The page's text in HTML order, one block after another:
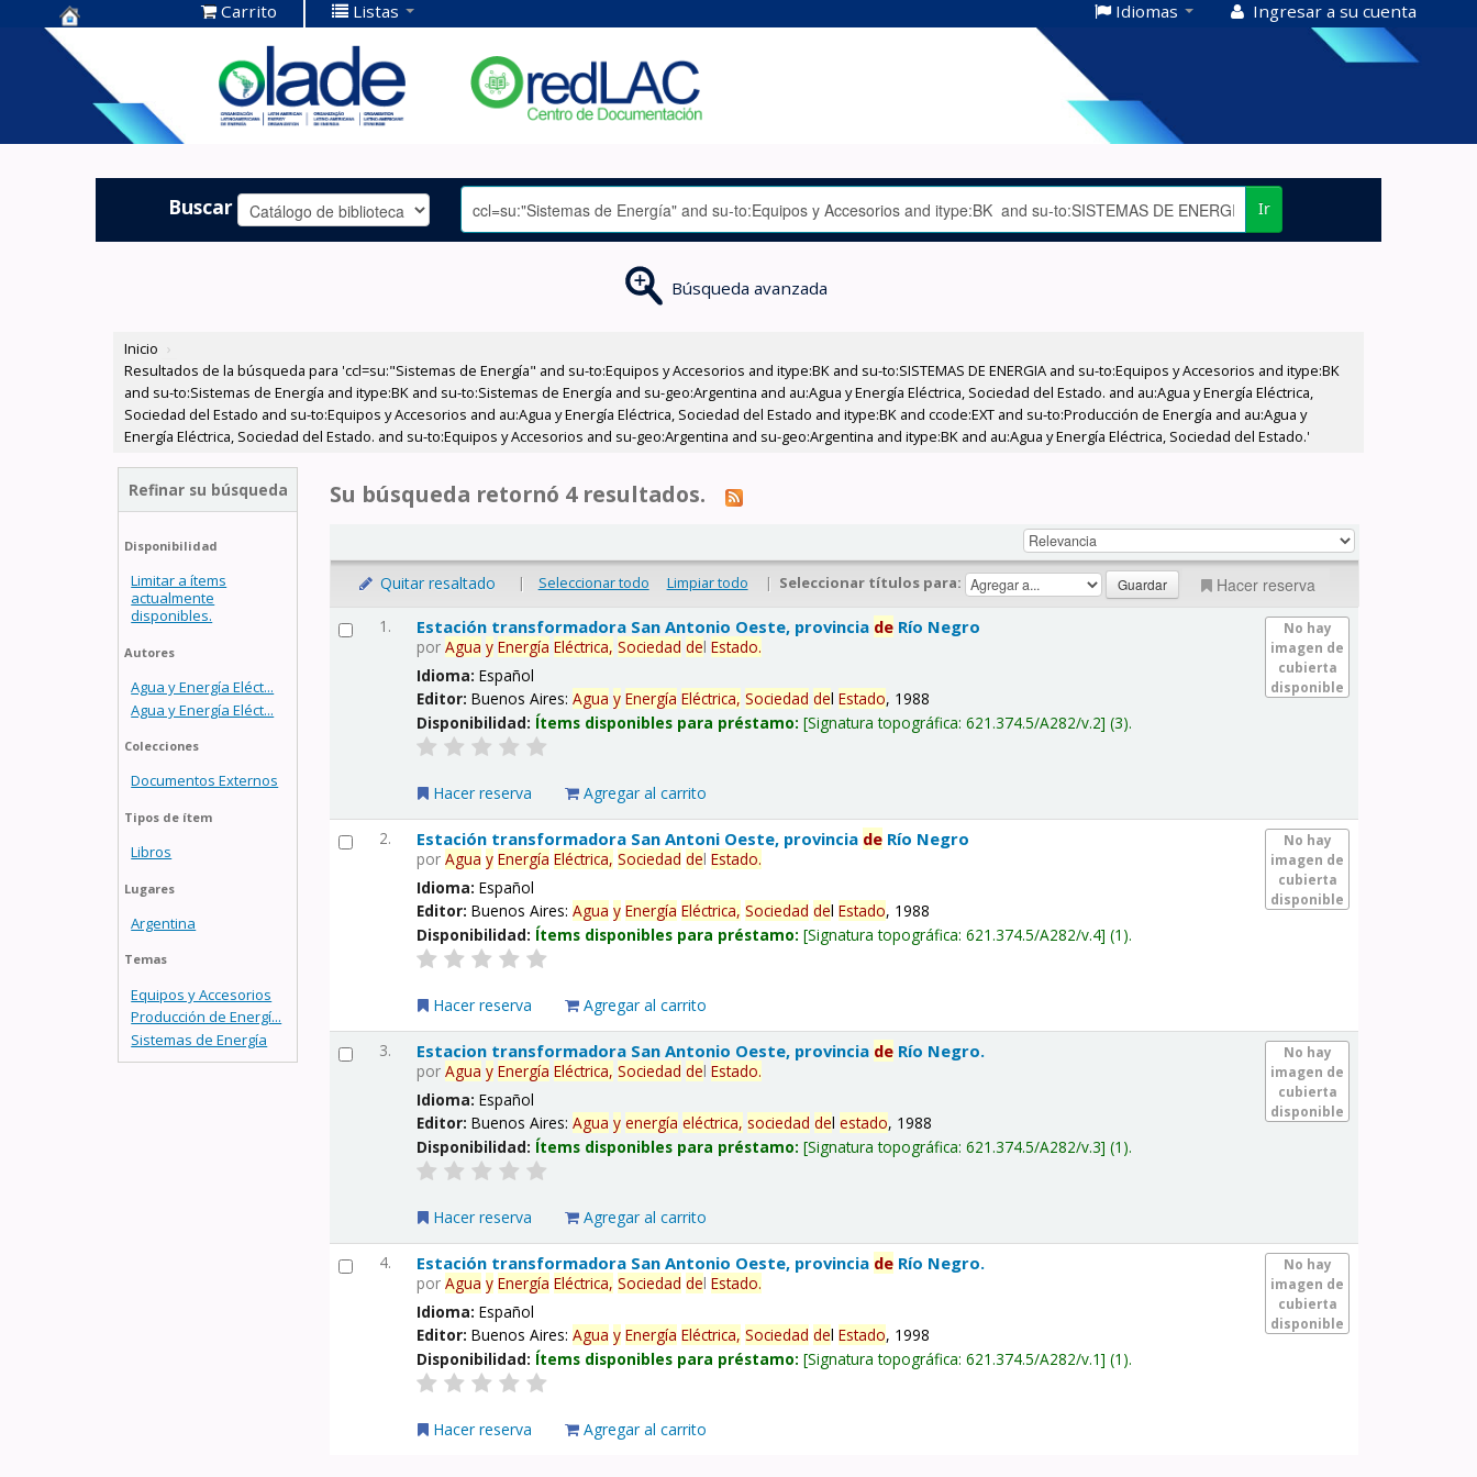
Centro de
Documentación
OLADE -
Carrito Listas Idiomas Ingresar a su cuenta
Buscar Ir
Búsqueda avanzada
Inicio ›
Resultados de la búsqueda para 'ccl=su:"Sistemas de Energía" and su-to:Equipos y Accesorios and itype:BK and su-to:SISTEMAS DE ENERGIA and su-to:Equipos y Accesorios and itype:BK
and su-to:Sistemas de Energía and itype:BK and su-to:Sistemas de Energía and su-geo:Argentina and au:Agua y Energía Eléctrica, Sociedad del Estado. and au:Agua y Energía Eléctrica,
Sociedad del Estado and su-to:Equipos y Accesorios and au:Agua y Energía Eléctrica, Sociedad del Estado and itype:BK and ccode:EXT and su-to:Producción de Energía and au:Agua y
Energía Eléctrica, Sociedad del Estado. and su-to:Equipos y Accesorios and su-geo:Argentina and su-geo:Argentina and itype:BK and au:Agua y Energía Eléctrica, Sociedad del Estado.'
Refinar su búsqueda
Disponibilidad
Limitar a ítems
actualmente
disponibles.
Autores
Agua y Energía Eléct...
Agua y Energía Eléct...
Colecciones
Documentos Externos
Tipos de ítem
Libros
Lugares
Argentina
Temas
Equipos y Accesorios
Producción de Energí...
Sistemas de Energía
Su búsqueda retornó 4 resultados.
Quitar resaltado | Seleccionar todo Limpiar todo | Seleccionar títulos para: Hacer reserva
1.
No hay
imagen de
cubierta
disponible
Estación transformadora San Antonio Oeste, provincia de Río Negro
porAgua y Energía Eléctrica, Sociedad delEstado.
Idioma:Español
Editor:Buenos Aires:Agua y Energía Eléctrica, Sociedad delEstado, 1988
Disponibilidad: Ítems disponibles para préstamo: Signatura topográfica:621.374.5/A282/v.2 (3).
Hacer reserva Agregar al carrito
2.
No hay
imagen de
cubierta
disponible
Estación transformadora San Antoni Oeste, provincia de Río Negro
porAgua y Energía Eléctrica, Sociedad delEstado.
Idioma:Español
Editor:Buenos Aires:Agua y Energía Eléctrica, Sociedad delEstado, 1988
Disponibilidad: Ítems disponibles para préstamo: Signatura topográfica:621.374.5/A282/v.4 (1).
Hacer reserva Agregar al carrito
3.
No hay
imagen de
cubierta
disponible
Estacion transformadora San Antonio Oeste, provincia de Río Negro.
porAgua y Energía Eléctrica, Sociedad delEstado.
Idioma:Español
Editor:Buenos Aires:Agua y energía eléctrica, sociedad delestado, 1988
Disponibilidad: Ítems disponibles para préstamo: Signatura topográfica:621.374.5/A282/v.3 (1).
Hacer reserva Agregar al carrito
4.
No hay
imagen de
cubierta
disponible
Estación transformadora San Antonio Oeste, provincia de Río Negro.
porAgua y Energía Eléctrica, Sociedad delEstado.
Idioma:Español
Editor:Buenos Aires:Agua y Energía Eléctrica, Sociedad delEstado, 1998
Disponibilidad: Ítems disponibles para préstamo: Signatura topográfica:621.374.5/A282/v.1 (1).
Hacer reserva Agregar al carrito